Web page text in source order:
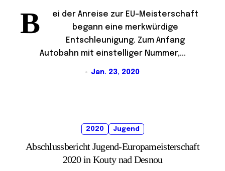
B
ei der Anreise zur EU-Meisterschaft
begann eine merkwürdige
Entschleunigung. Zum Anfang
Autobahn mit einstelliger Nummer,...
Jan. 23, 2020
2020 Jugend
Abschlussbericht Jugend-Europameisterschaft
2020 in Kouty nad Desnou